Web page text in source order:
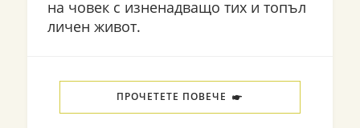
на човек с изненадващо тих и топъл
личен живот.
ПРОЧЕТЕТЕ ПОВЕЧЕ